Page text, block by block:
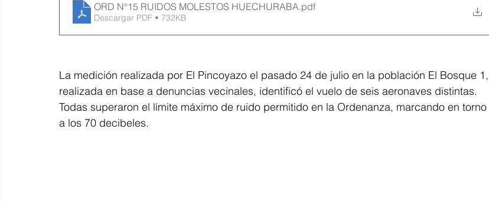
ORD N°15 RUIDOS MOLESTOS HUECHURABA.pdf
Descargar PDF • 732KB
La medición realizada por El Pincoyazo el pasado 24 de julio en la población El Bosque 1,
realizada en base a denuncias vecinales, identificó el vuelo de seis aeronaves distintas.
Todas superaron el límite máximo de ruido permitido en la Ordenanza, marcando en torno
a los 70 decibeles.